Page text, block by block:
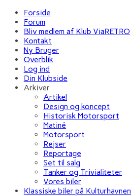
Forside
Forum
Bliv medlem af Klub ViaRETRO
Kontakt
Ny Bruger
Overblik
Log ind
Din Klubside
Arkiver
Artikel
Design og koncept
Historisk Motorsport
Matiné
Motorsport
Rejser
Reportage
Set til salg
Tanker og Trivialiteter
Vores biler
Klassiske biler på Kulturhavnen